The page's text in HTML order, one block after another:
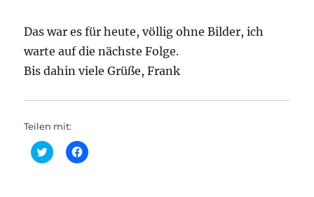
Das war es für heute, völlig ohne Bilder, ich
warte auf die nächste Folge.
Bis dahin viele Grüße, Frank
Teilen mit:
K
l
K
l